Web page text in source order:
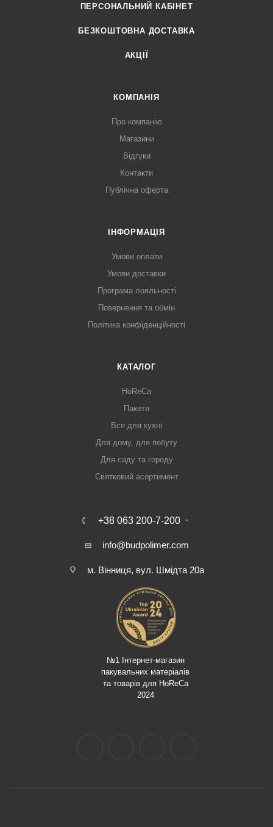
ПЕРСОНАЛЬНИЙ КАБІНЕТ
БЕЗКОШТОВНА ДОСТАВКА
АКЦІЇ
КОМПАНІЯ
Про компанію
Магазини
Відгуки
Контакти
Публічна оферта
ІНФОРМАЦІЯ
Умови оплати
Умови доставки
Програма лояльності
Повернення та обмін
Політика конфіденційності
КАТАЛОГ
HoReCa
Пакети
Все для кухні
Для дому, для побуту
Для саду та городу
Святковий асортимент
+38 063 200-7-200
info@budpolimer.com
м. Вінниця, вул. Шмідта 20а
№1 Інтернет-магазин
пакувальних матеріалів
та товарів для HoReCa
2024